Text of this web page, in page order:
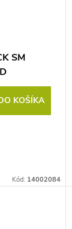
SM
KOŠÍKA
Kód: 14002084